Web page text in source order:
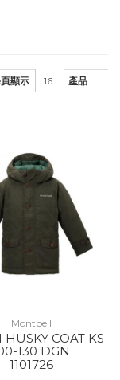
顯示 產品
Montbell
COAT KS
130 DGN
1101726